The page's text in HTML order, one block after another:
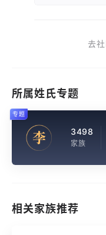
去
所属姓氏专题
李 3498
家族
专题
相关家族推荐